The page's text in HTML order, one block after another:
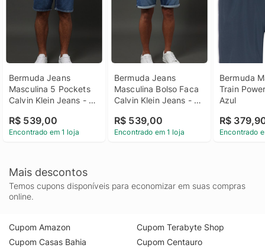
Bermuda Jeans
Masculina 5 Pockets
Calvin Klein Jeans -
Jeans Masculina 5
Pockets Calvin Klein
R$ 539,00
Encontrado em 1 loja
Bermuda Jeans
Masculina Bolso Faca
Calvin Klein Jeans -
Jeans Masculina
Bolso Faca Calvin
R$ 539,00
Encontrado em 1 loja
Bermuda
Train
Azul
R$
Encontrado
Mais descontos
Temos cupons disponíveis para economizar em suas compras
online.
Cupom Amazon
Cupom Casas Bahia
Cupom Terabyte Shop
Cupom Centauro